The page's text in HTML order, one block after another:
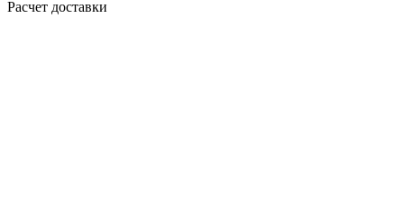
Расчет доставки